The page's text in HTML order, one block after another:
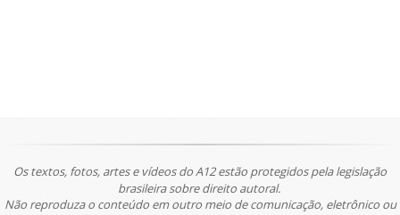
Os textos, fotos, artes e vídeos do A12 estão protegidos pela legislação
brasileira sobre direito autoral.
Não reproduza o conteúdo em outro meio de comunicação, eletrônico ou